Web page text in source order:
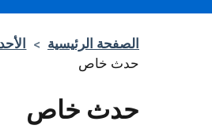
الصفحة الرئيسية >
حدث خاص
حدث خاص